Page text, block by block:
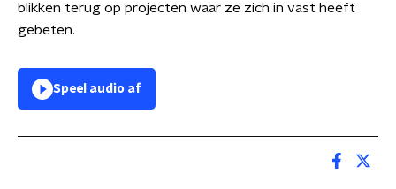
blikken terug op projecten waar ze zich in vast heeft
gebeten.
Speel audio af